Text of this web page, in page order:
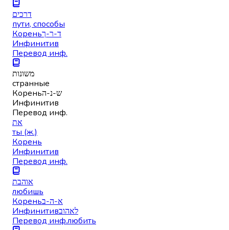
דרכים
пути, способы
Кореньד-ר-ך
Инфинитив
Перевод инф.
משונות
странные
Кореньש-נ-ה
Инфинитив
Перевод инф.
את
ты (ж.)
Корень
Инфинитив
Перевод инф.
אוהבת
любишь
Кореньא-ה-ב
Инфинитивלאהוב
Перевод инф.любить